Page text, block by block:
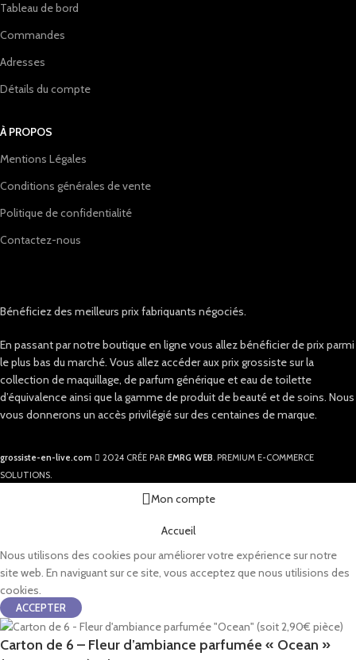
Tableau de bord
Commandes
Adresses
Détails du compte
À PROPOS
Mentions Légales
Conditions générales de vente
Politique de confidentialité
Contactez-nous
Bénéficiez des meilleurs prix fabriquants négociés.
En passant par notre boutique en ligne vous allez bénéficier de prix parmi
le plus bas du marché. Vous allez accéder aux prix grossiste sur la
collection de maquillage, de parfum générique et eau de toilette
d’équivalence ainsi que la gamme de produit de beauté et de soins. Nous
vous donnerons un accès privilégié sur des centaines de marque.
grossiste-en-live.com 2024 CRÉE PAR EMRG WEB. PREMIUM E-COMMERCE
SOLUTIONS.
Mon compte
Accueil
Nous utilisons des cookies pour améliorer votre expérience sur notre
site web. En naviguant sur ce site, vous acceptez que nous utilisions des
cookies.
ACCEPTER
Carton de 6 – Fleur d’ambiance parfumée « Ocean »